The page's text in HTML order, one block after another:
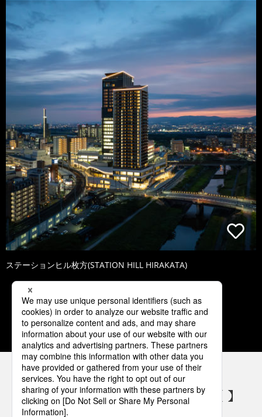
ステーションヒル枚方(STATION HILL HIRAKATA)
1 2 3 4 5
パナソニックの電気設備 SNSアカウント